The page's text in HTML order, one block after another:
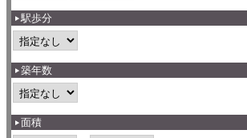
駅歩分
築年数
面積